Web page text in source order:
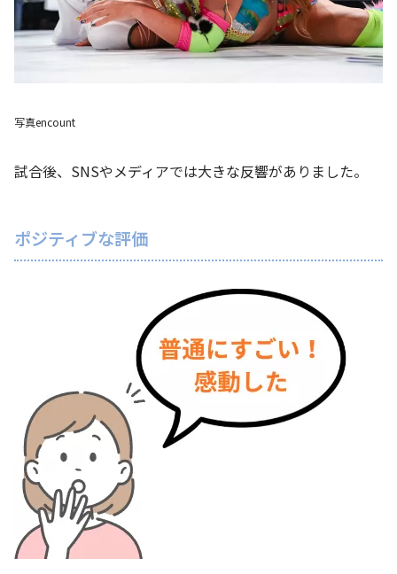
写真encount
試合後、SNSやメディアでは大きな反響がありました。
ポジティブな評価